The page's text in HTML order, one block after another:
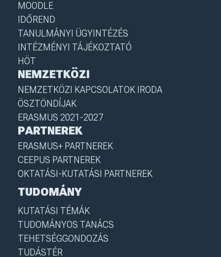
MOODLE
IDŐREND
TANULMÁNYI ÜGYINTÉZÉS
INTÉZMÉNYI TÁJÉKOZTATÓ
HÖT
NEMZETKÖZI
NEMZETKÖZI KAPCSOLATOK IRODA
ÖSZTÖNDÍJAK
ERASMUS 2021-2027
PARTNEREK
ERASMUS+ PARTNEREK
CEEPUS PARTNEREK
OKTATÁSI-KUTATÁSI PARTNEREK
TUDOMÁNY
KUTATÁSI TÉMÁK
TUDOMÁNYOS TANÁCS
TEHETSÉGGONDOZÁS
TUDÁSTÉR